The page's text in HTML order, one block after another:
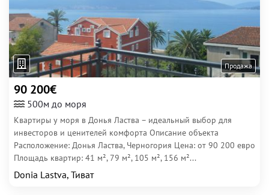
Продажа
90 200€
500м до моря
Квартиры у моря в Донья Ластва – идеальный выбор для
инвесторов и ценителей комфорта Описание объекта
Расположение: Донья Ластва, Черногория Цена: от 90 200 евро
Площадь квартир: 41 м², 79 м², 105 м², 156 м²...
Donia Lastva, Тиват